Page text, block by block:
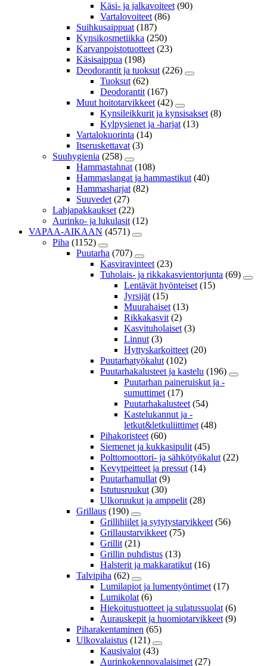
Käsi- ja jalkavoiteet (90)
Vartalovoiteet (86)
Suihkusaippuat (187)
Kynsikosmetiikka (250)
Karvanpoistotuotteet (23)
Käsisaippua (198)
Deodorantit ja tuoksut (226)
Tuoksut (62)
Deodorantit (167)
Muut hoitotarvikkeet (42)
Kynsileikkurit ja kynsisakset (8)
Kylpysienet ja -harjat (13)
Vartalokuorinta (14)
Itseruskettavat (3)
Suuhygienia (258)
Hammastahnat (108)
Hammaslangat ja hammastikut (40)
Hammasharjat (82)
Suuvedet (27)
Lahjapakkaukset (22)
Aurinko- ja lukulasit (12)
VAPAA-AIKAAN (4571)
Piha (1152)
Puutarha (707)
Kasviravinteet (23)
Tuholais- ja rikkakasvientorjunta (69)
Lentävät hyönteiset (15)
Jyrsijät (15)
Muurahaiset (13)
Rikkakasvit (2)
Kasvituholaiset (3)
Linnut (3)
Hyttyskarkoitteet (20)
Puutarhatyökalut (102)
Puutarhakalusteet ja kastelu (196)
Puutarhan paineruiskut ja -
sumuttimet (17)
Puutarhakalusteet (54)
Kastelukannut ja -
letkut&letkuliittimet (48)
Pihakoristeet (60)
Siemenet ja kukkasipulit (45)
Polttomoottori- ja sähkötyökalut (22)
Kevytpeitteet ja pressut (14)
Puutarhamullat (9)
Istutusruukut (30)
Ulkoruukut ja amppelit (28)
Grillaus (190)
Grillihiilet ja sytytystarvikkeet (56)
Grillaustarvikkeet (75)
Grillit (21)
Grillin puhdistus (13)
Halsterit ja makkaratikut (16)
Talvipiha (62)
Lumilapiot ja lumentyöntimet (17)
Lumikolat (6)
Hiekoitustuotteet ja sulatussuolat (6)
Aurauskepit ja huomiotarvikkeet (9)
Piharakentaminen (65)
Ulkovalaistus (121)
Kausivalot (43)
Aurinkokennovalaisimet (27)